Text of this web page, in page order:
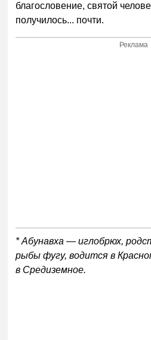
благословение, святой
получилось... почти.
Реклама
* Абунавха — иглобрюх,
рыбы фугу, водится в
в Средиземное.